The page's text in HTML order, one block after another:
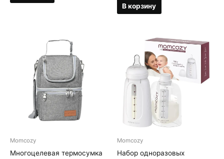
В корзину
Momcozy
Многоцелевая термосумка
Momcozy
Набор одноразовых